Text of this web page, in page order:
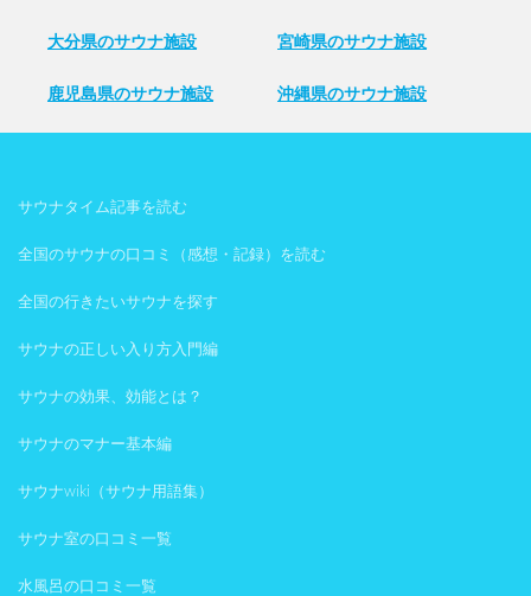
大分県のサウナ施設 宮崎県のサウナ施設
鹿児島県のサウナ施設 沖縄県のサウナ施設
サウナタイム記事を読む
全国のサウナの口コミ（感想・記録）を読む
全国の行きたいサウナを探す
サウナの正しい入り方入門編
サウナの効果、効能とは？
サウナのマナー基本編
サウナwiki（サウナ用語集）
サウナ室の口コミ一覧
水風呂の口コミ一覧